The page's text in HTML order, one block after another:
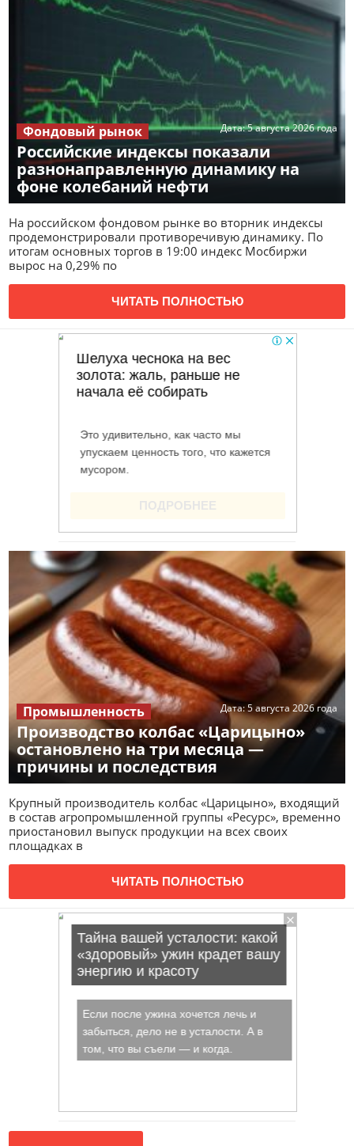
Российские индексы показали
разнонаправленную динамику на
фоне колебаний нефти
Дата:5 августа 2026 года
Фондовый рынок
На российском фондовом рынке во вторник индексы
продемонстрировали противоречивую динамику. По
итогам основных торгов в 19:00 индекс Мосбиржи
вырос на 0,29% по
ЧИТАТЬ ПОЛНОСТЬЮ
Производство колбас «Царицыно»
остановлено на три месяца —
причины и последствия
Дата:5 августа 2026 года
Промышленность
Крупный производитель колбас «Царицыно», входящий
в состав агропромышленной группы «Ресурс», временно
приостановил выпуск продукции на всех своих
площадках в
ЧИТАТЬ ПОЛНОСТЬЮ